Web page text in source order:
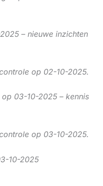
– nieuwe inzichten
op 02-10-2025.
03-10-2025 – kennis
op 03-10-2025.
10-2025